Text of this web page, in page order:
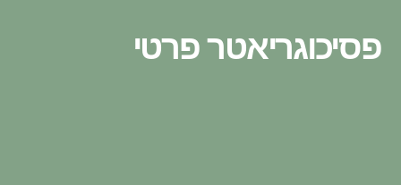
פסיכוגריאטר פרטי